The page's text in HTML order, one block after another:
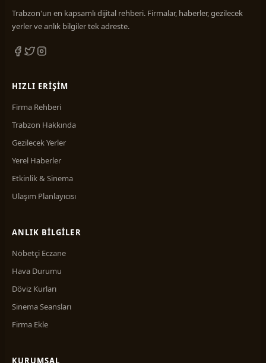
Trabzon'un en kapsamlı dijital rehberi. Firmalar, haberler, gezilecek
yerler ve anlık bilgiler tek adreste.
HIZLI ERIŞIM
Firma Rehberi
Trabzon Hakkında
Gezilecek Yerler
Yerel Haberler
Etkinlik & Sinema
Ulaşım Planlayıcısı
ANLIK BILGILER
Nöbetçi Eczane
Hava Durumu
Döviz Kurları
Sinema Seansları
Firma Ekle
KURUMSAL